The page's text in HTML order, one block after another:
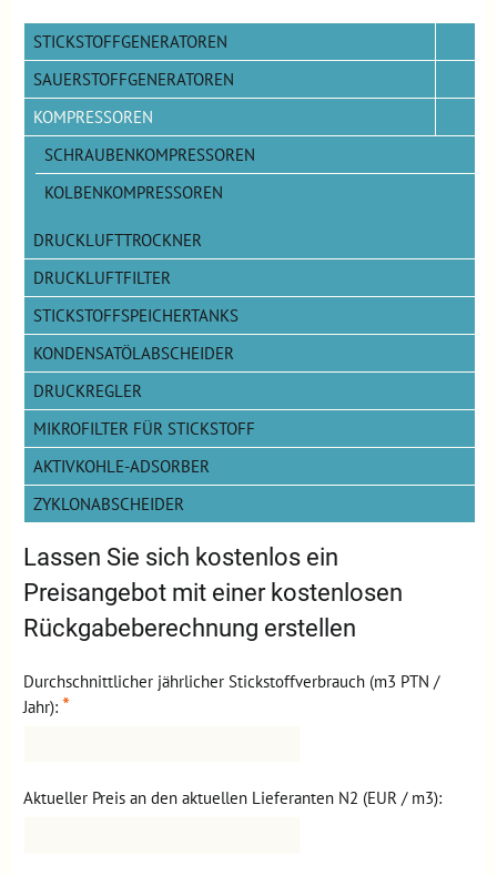
STICKSTOFFGENERATOREN
SAUERSTOFFGENERATOREN
KOMPRESSOREN
SCHRAUBENKOMPRESSOREN
KOLBENKOMPRESSOREN
DRUCKLUFTTROCKNER
DRUCKLUFTFILTER
STICKSTOFFSPEICHERTANKS
KONDENSATÖLABSCHEIDER
DRUCKREGLER
MIKROFILTER FÜR STICKSTOFF
AKTIVKOHLE-ADSORBER
ZYKLONABSCHEIDER
Lassen Sie sich kostenlos ein
Preisangebot mit einer kostenlosen
Rückgabeberechnung erstellen
Durchschnittlicher jährlicher Stickstoffverbrauch (m3 PTN /
Jahr): *
Aktueller Preis an den aktuellen Lieferanten N2 (EUR / m3):